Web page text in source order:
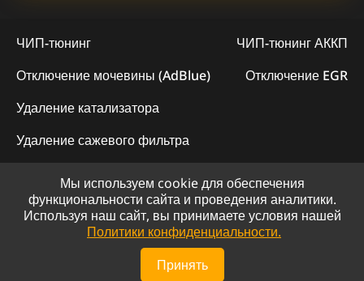
ЧИП-тюнинг
ЧИП-тюнинг АККП
Отключение мочевины (AdBlue)
Отключение EGR
Удаление катализатора
Удаление сажевого фильтра
© 2023 - Официальный сайт "ChipLogic"
Политика конфиденциальности
Сайт разработан компанией DS-ART
Мы используем cookie для обеспечения
функциональности сайта и проведения аналитики.
Используя наш сайт, вы принимаете условия нашей
Политики конфиденциальности.
Принять